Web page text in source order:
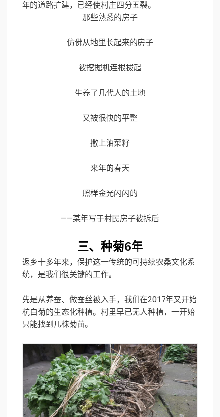
年的道路扩建，已经使村庄四分五裂。
那些熟悉的房子
仿佛从地里长起来的房子
被挖掘机连根拔起
生养了几代人的土地
又被很快的平整
撒上油菜籽
来年的春天
照样金光闪闪的
——某年写于村民房子被拆后
三、种菊6年
返乡十多年来，保护这一传统的可持续农桑文化系
统，是我们很关键的工作。
先是从养蚕、做蚕丝被入手，我们在2017年又开始
杭白菊的生态化种植。村里早已无人种植，一开始
只能找到几株菊苗。